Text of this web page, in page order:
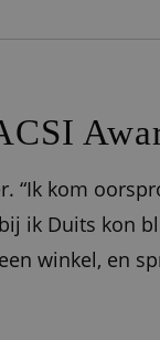
“Ik kom
ik Duits kon
winkel, en